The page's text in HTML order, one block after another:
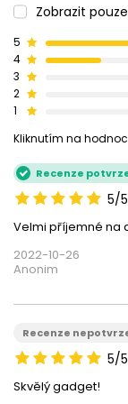
Zobrazit
5
4
3
2
1
Kliknutím na
5/5
Recenze
Velmi příjemné na
2022-10-26
Anonim
5/5
Recenze
Skvělý gadget!